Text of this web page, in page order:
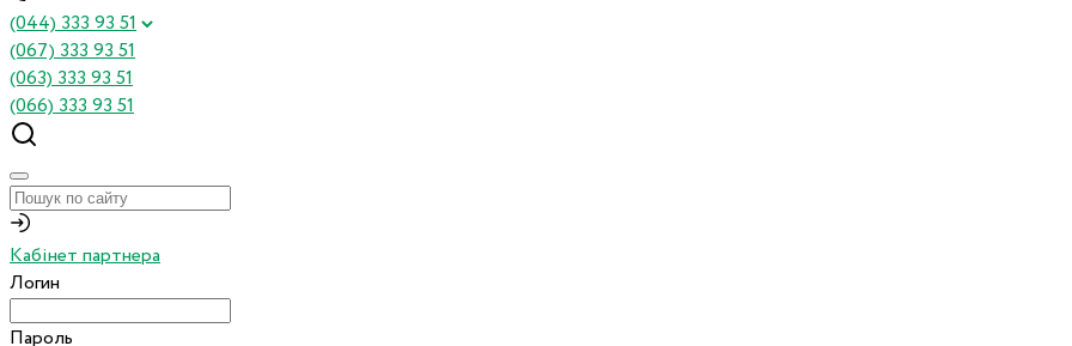
(044) 333 93 51
(067) 333 93 51
(063) 333 93 51
(066) 333 93 51
Кабінет партнера
Логин
Пароль